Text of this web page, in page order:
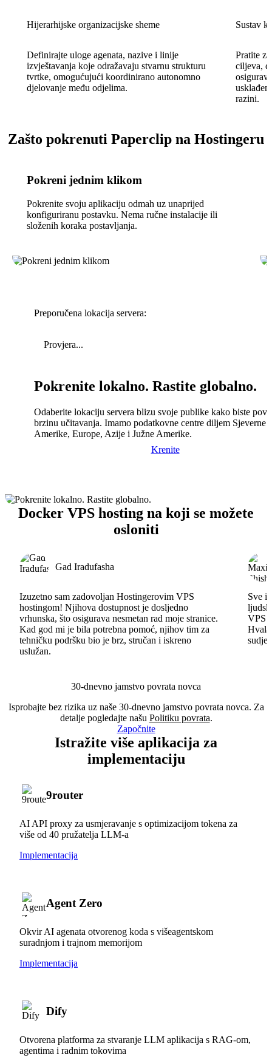
Hijerarhijske organizacijske sheme
Definirajte uloge agenata, nazive i linije
izvještavanja koje odražavaju stvarnu strukturu
tvrtke, omogućujući koordinirano autonomno
djelovanje među odjelima.
Sustav
Pratite
ciljeva,
razini.
Zašto pokrenuti Paperclip na Hostingeru
Pokreni jednim klikom
Pokrenite svoju aplikaciju odmah uz unaprijed
konfiguriranu postavku. Nema ručne instalacije ili
složenih koraka postavljanja.
Preporučena lokacija servera:
Provjera...
Pokrenite lokalno. Rastite globalno.
Odaberite lokaciju servera blizu svoje publike kako biste
brzinu učitavanja. Imamo podatkovne centre diljem Sjeverne
Amerike, Europe, Azije i Južne Amerike.
Krenite
Docker VPS hosting na koji se možete
osloniti
Gad Iradufasha
Izuzetno sam zadovoljan Hostingerovim VPS
hostingom! Njihova dostupnost je dosljedno
vrhunska, što osigurava nesmetan rad moje stranice.
Kad god mi je bila potrebna pomoć, njihov tim za
tehničku podršku bio je brz, stručan i iskreno
uslužan.
Sve
VPS
30-dnevno jamstvo povrata novca
Isprobajte bez rizika uz naše 30-dnevno jamstvo povrata novca. Za
detalje pogledajte našu Politiku povrata.
Započnite
Istražite više aplikacija za
implementaciju
9router
AI API proxy za usmjeravanje s optimizacijom tokena za
više od 40 pružatelja LLM-a
Implementacija
Agent Zero
Okvir AI agenata otvorenog koda s višeagentskom
suradnjom i trajnom memorijom
Implementacija
Dify
Otvorena platforma za stvaranje LLM aplikacija s RAG-om,
agentima i radnim tokovima